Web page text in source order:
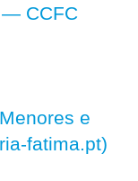
— CCFC
e
fatima.pt)